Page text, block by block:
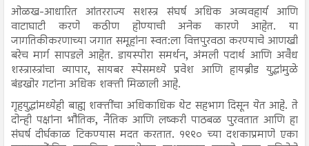
ओळख-आधारित आंतरराज्य सशस्त्र संघर्ष अधिक अव्यवहार्य आणि
वाटाघाटी करणे कठीण होण्याची अनेक कारणे आहेत. या
जागतिकीकरणाच्या जगात समूहांना स्वत:ला वित्तपुरवठा करण्याचे आणखी
बरेच मार्ग सापडले आहेत. डायस्पोरा समर्थन, अंमली पदार्थ आणि अवैध
शस्त्रास्त्रांचा व्यापार, सायबर स्पेसमध्ये प्रवेश आणि हायब्रीड युद्धांमुळे
बंडखोर गटांना अधिक शक्ती मिळाली आहे.
गृहयुद्धांमध्येही बाह्य शक्तींचा अधिकाधिक थेट सहभाग दिसून येत आहे. ते
दोन्ही पक्षांना भौतिक, नैतिक आणि लष्करी पाठबळ पुरवतात आणि हा
संघर्ष दीर्घकाळ टिकण्यास मदत करतात. १९९० च्या दशकाप्रमाणे एका